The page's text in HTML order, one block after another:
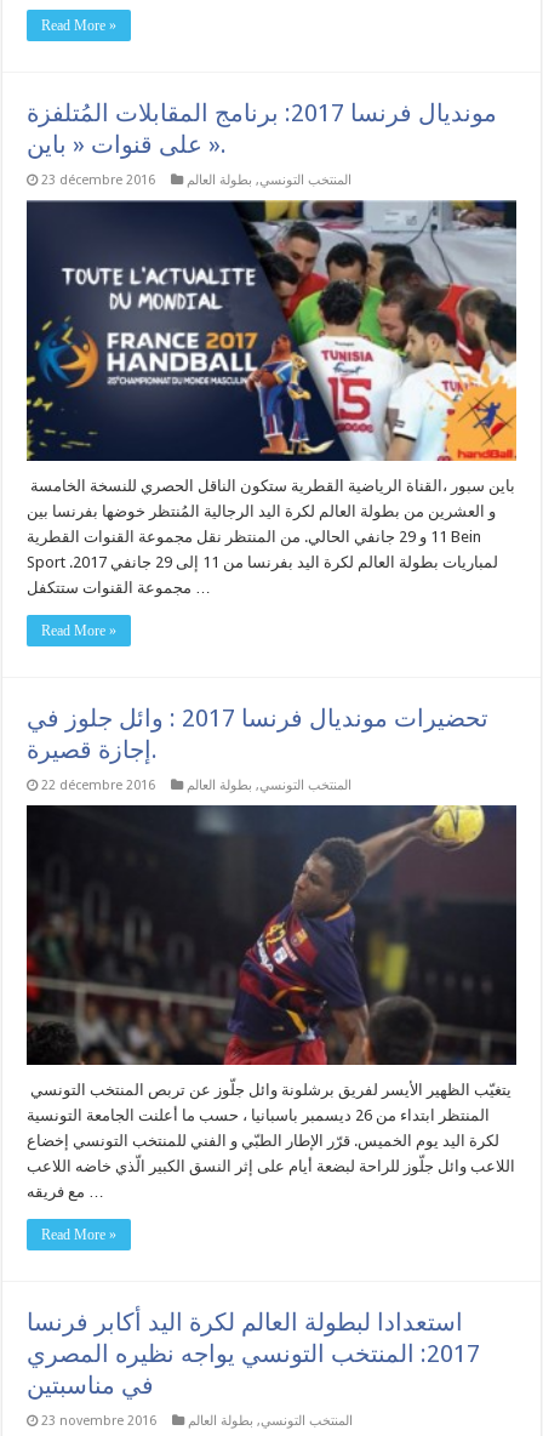
Read More »
مونديال فرنسا 2017: برنامج المقابلات المُتلفزة
على قنوات « باين ».
23 décembre 2016 المنتخب التونسي, بطولة العالم
و العشرين من بطولة العالم لكرة اليد الرجالية المُنتظر خوضها بفرنسا بين
11 و 29 جانفي الحالي. من المنتظر نقل مجموعة القنوات القطرية Bein
Sport لمباريات بطولة العالم لكرة اليد بفرنسا من 11 إلى 29 جانفي 2017.
Read More »
تحضيرات مونديال فرنسا 2017 : وائل جلوز في
إجازة قصيرة.
22 décembre 2016 المنتخب التونسي, بطولة العالم
يتغيّب الظهير الأيسر لفريق برشلونة وائل جلّوز عن تربص المنتخب التونسي
المنتظر ابتداء من 26 ديسمبر باسبانيا ، حسب ما أعلنت الجامعة التونسية
لكرة اليد يوم الخميس. قرّر الإطار الطبّي و الفني للمنتخب التونسي إخضاع
اللاعب وائل جلّوز للراحة لبضعة أيام على إثر النسق الكبير الّذي خاضه اللاعب
مع فريقه …
Read More »
استعدادا لبطولة العالم لكرة اليد أكابر فرنسا
2017: المنتخب التونسي يواجه نظيره المصري
في مناسبتين
23 novembre 2016 المنتخب التونسي, بطولة العالم